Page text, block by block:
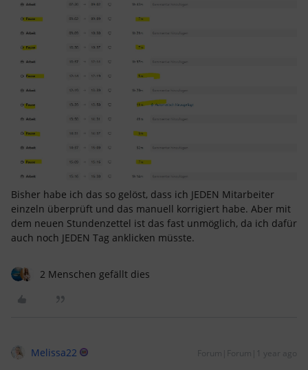
Bisher habe ich das so gelöst, dass ich JEDEN Mitarbeiter
einzeln überprüft und das manuell korrigiert habe. Aber mit
dem neuen Stundenzettel ist das fast unmöglich, da ich dafür
auch noch JEDEN Tag anklicken müsste.
2 Menschen gefällt dies
Melissa22 Forum|Forum|1 year ago